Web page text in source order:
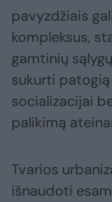
pavyzdžiais
kompleksus,
gamtinių
sukurti
socializacijai
palikimą
Tvarios
išnaudoti